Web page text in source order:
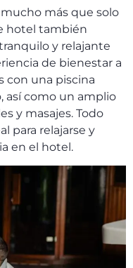
más que solo
hotel también
y relajante
de bienestar a
con una piscina
así como un amplio
y masajes. Todo
para relajarse y
en el hotel.